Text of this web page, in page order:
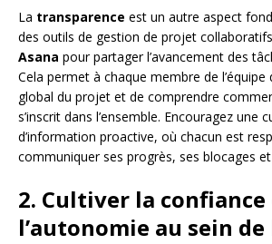
La transparence est un autre aspect
des outils de gestion de projet
Asana pour partager l’avancement des
Cela permet à chaque membre de l’équipe
global du projet et de comprendre
s’inscrit dans l’ensemble. Encouragez une
d’information proactive, où chacun est
communiquer ses progrès, ses blocages et
2. Cultiver la confiance
l’autonomie au sein de